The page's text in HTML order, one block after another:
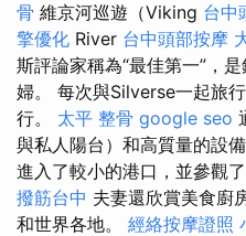
骨 維京河巡遊（Viking 台中
擎優化 River 台中頭部按摩
斯評論家稱為“最佳第一”，
婦。 每次與Silverse一起旅
行。 太平 整骨 google seo
與私人陽台）和高質量的設
進入了較小的港口，並參觀
撥筋台中 夫妻還欣賞美食廚
和世界各地。 經絡按摩證照